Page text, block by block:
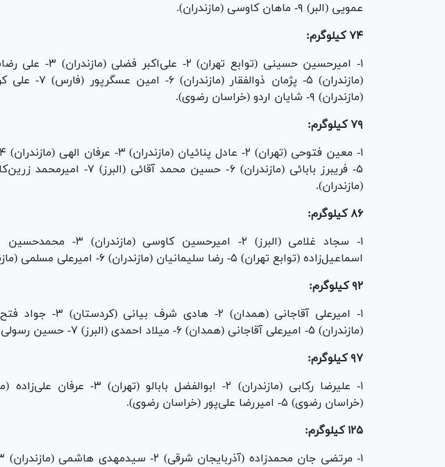
عمویی (البر) ۹- ماهان کاوسی (مازندران).
۷۴ کیلوگرم:
(مازندران) ۹- شایان اردو (خراسان رضوی).
۷۹ کیلوگرم:
(مازندران).
۸۶ کیلوگرم:
اسماعیل‌زاده (توابع تهران) ۵- رضا سلیمانیان (مازندران) ۶- امیرعلی مسلمی (مازندران) ۷- رضا افشار (مازندران).
۹۲ کیلوگرم:
(مازندران) ۵- امیرعلی آقاجانی (همدان) ۶- میلاد احمدی (البرز) ۷- حسین رسولی (همدان).
۹۷ کیلوگرم:
(خراسان رضوی) ۵- امیررضا علی‌پور (خراسان رضوی).
۱۲۵ کیلوگرم: